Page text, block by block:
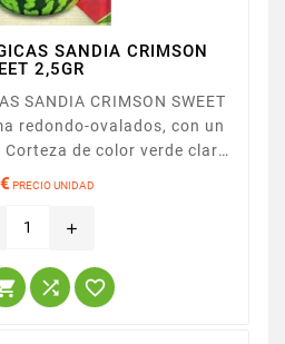
SANDIA CRIMSON
2,5GR
SANDIA CRIMSON SWEET
redondo-ovalados, con un
Corteza de color verde claro
verde-oscuro.
PRECIO UNIDAD
add
 